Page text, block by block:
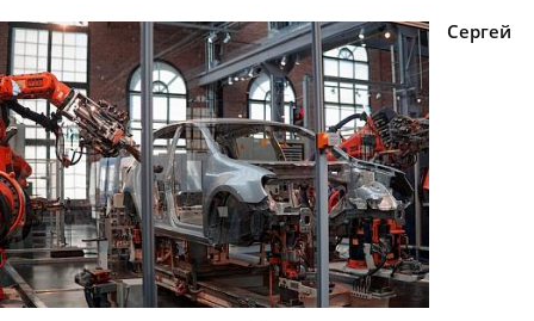
Сергей